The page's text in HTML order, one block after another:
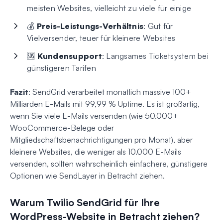
meisten Websites, vielleicht zu viele für einige
💰 Preis-Leistungs-Verhältnis: Gut für
Vielversender, teuer für kleinere Websites
🆘 Kundensupport: Langsames Ticketsystem bei
günstigeren Tarifen
Fazit: SendGrid verarbeitet monatlich massive 100+
Milliarden E-Mails mit 99,99 % Uptime. Es ist großartig,
wenn Sie viele E-Mails versenden (wie 50.000+
WooCommerce-Belege oder
Mitgliedschaftsbenachrichtigungen pro Monat), aber
kleinere Websites, die weniger als 10.000 E-Mails
versenden, sollten wahrscheinlich einfachere, günstigere
Optionen wie SendLayer in Betracht ziehen.
Warum Twilio SendGrid für Ihre
WordPress-Website in Betracht ziehen?